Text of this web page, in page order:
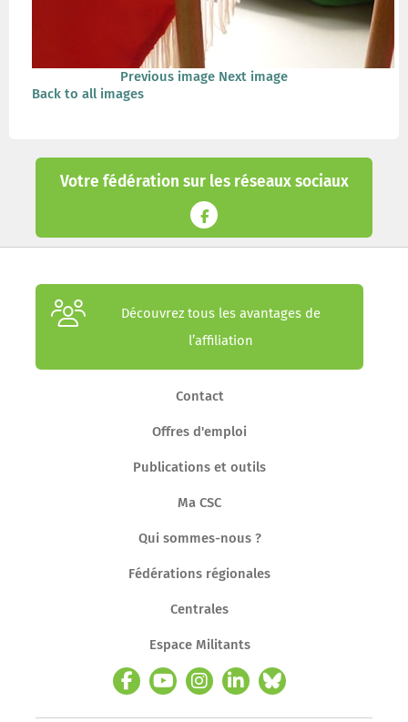
Votre fédération sur les réseaux sociaux
Previous image Next image
Back to all images
Découvrez tous les avantages de
l’affiliation
Contact
Offres d'emploi
Publications et outils
Ma CSC
Qui sommes-nous ?
Fédérations régionales
Centrales
Espace Militants